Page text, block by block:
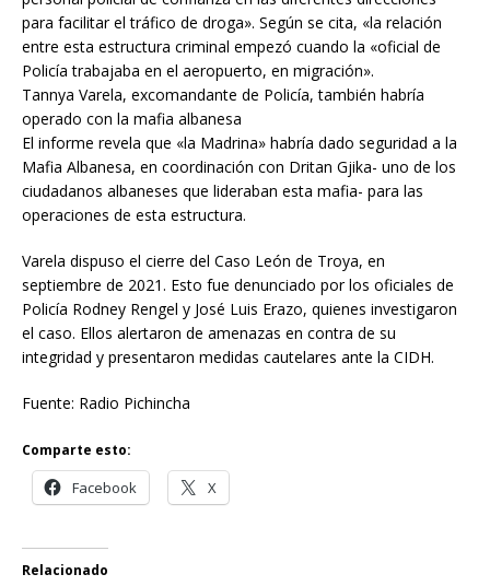
para facilitar el tráfico de droga». Según se cita, «la relación
entre esta estructura criminal empezó cuando la «oficial de
Policía trabajaba en el aeropuerto, en migración».
Tannya Varela, excomandante de Policía, también habría
operado con la mafia albanesa
El informe revela que «la Madrina» habría dado seguridad a la
Mafia Albanesa, en coordinación con Dritan Gjika- uno de los
ciudadanos albaneses que lideraban esta mafia- para las
operaciones de esta estructura.
Varela dispuso el cierre del Caso León de Troya, en
septiembre de 2021. Esto fue denunciado por los oficiales de
Policía Rodney Rengel y José Luis Erazo, quienes investigaron
el caso. Ellos alertaron de amenazas en contra de su
integridad y presentaron medidas cautelares ante la CIDH.
Fuente: Radio Pichincha
Comparte esto:
Facebook X
Relacionado